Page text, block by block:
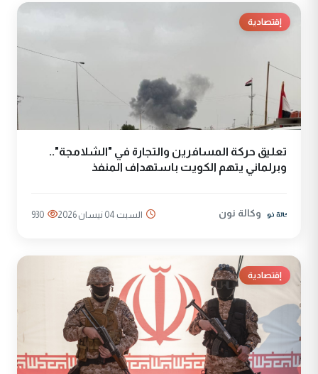
إقتصادية
تعليق حركة المسافرين والتجارة في "الشلامجة"..
وبرلماني يتهم الكويت باستهداف المنفذ
وكالة نون السبت 04 نيسان 2026 930
إقتصادية